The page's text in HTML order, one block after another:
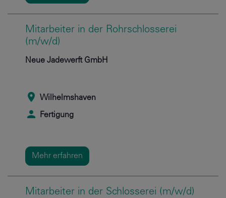
Mitarbeiter in der Rohrschlosserei
(m/w/d)
Neue Jadewerft GmbH
Wilhelmshaven
Fertigung
Mehr erfahren
Mitarbeiter in der Schlosserei (m/w/d)